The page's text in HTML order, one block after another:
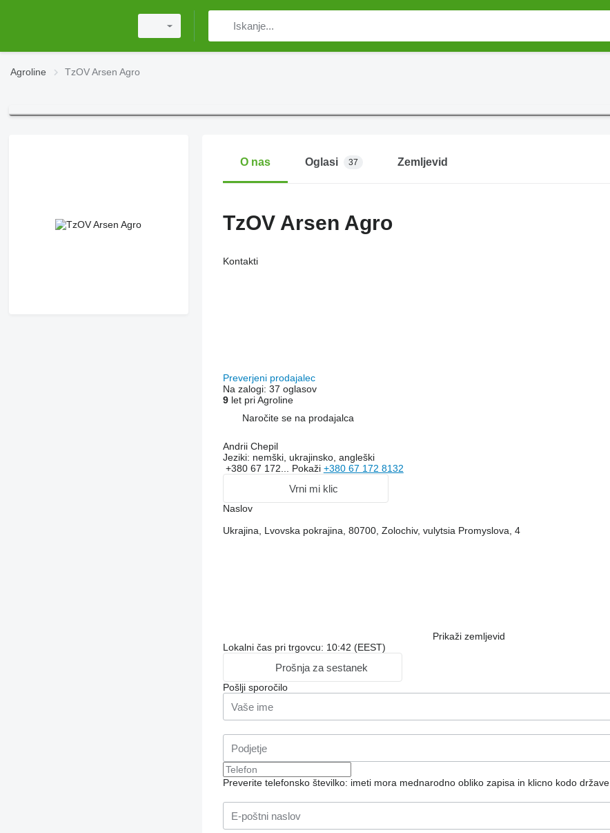
Agroline TzOV Arsen Agro
O nas Oglasi 37 Zemljevid
TzOV Arsen Agro
Kontakti
Preverjeni prodajalec
Na zalogi: 37 oglasov
9let pri Agroline
Naročite se na prodajalca
Andrii Chepil
Jeziki: nemški, ukrajinsko, angleški
+380 67 172... Pokaži +380 67 172 8132
Vrni mi klic
Naslov
Ukrajina, Lvovska pokrajina, 80700, Zolochiv, vulytsia Promyslova, 4
Prikaži zemljevid
Lokalni čas pri trgovcu: 10:42 (EEST)
Prošnja za sestanek
Pošlji sporočilo
Preverite telefonsko številko: imeti mora mednarodno obliko zapisa in klicno kodo države.